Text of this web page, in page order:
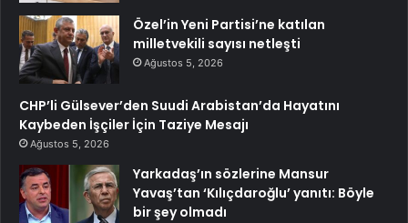
Özel’in Yeni Partisi’ne katılan
milletvekili sayısı netleşti
Ağustos 5, 2026
CHP’li Gülsever’den Suudi Arabistan’da Hayatını
Kaybeden İşçiler İçin Taziye Mesajı
Ağustos 5, 2026
Yarkadaş’ın sözlerine Mansur
Yavaş’tan ‘Kılıçdaroğlu’ yanıtı: Böyle
bir şey olmadı